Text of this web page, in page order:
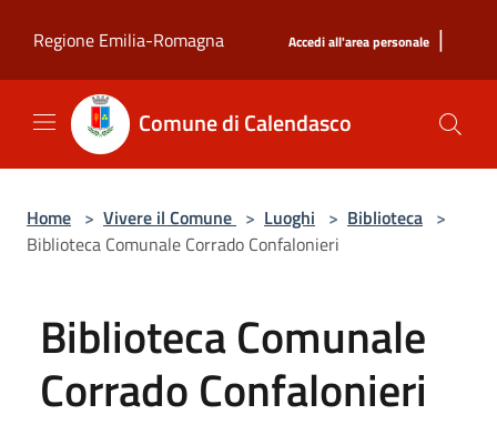
Regione Emilia-Romagna
Accedi all'area personale |
Comune di Calendasco
Home > Vivere il Comune > Luoghi > Biblioteca >
Biblioteca Comunale Corrado Confalonieri
Biblioteca Comunale
Corrado Confalonieri